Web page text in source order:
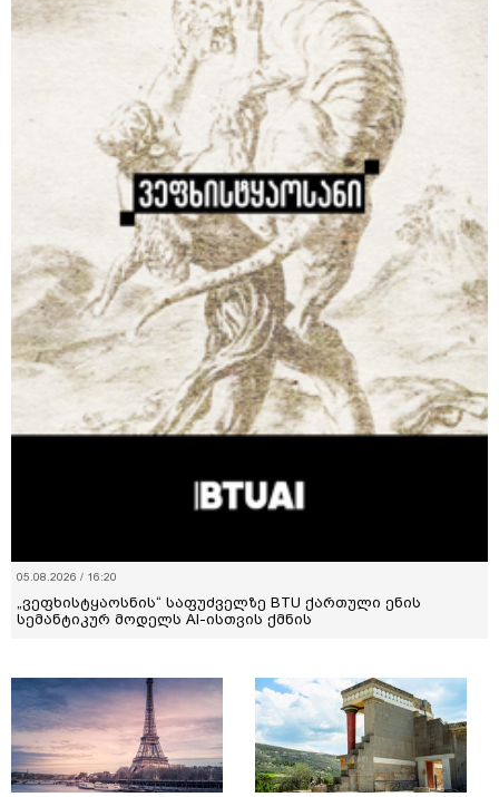
05.08.2026 / 16:20
„ვეფხისტყაოსნის“ საფუძველზე BTU ქართული ენის
სემანტიკურ მოდელს AI-ისთვის ქმნის